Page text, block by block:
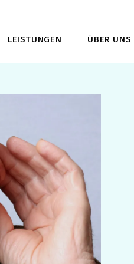
LEISTUNGEN ÜBER UNS